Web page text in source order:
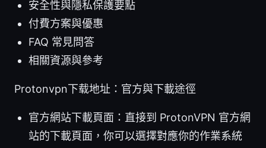
安全性與隱私保護要點
付費方案與優惠
FAQ 常見問答
相關資源與參考
Protonvpn下载地址：官方與下載途徑
官方網站下載頁面：直接到 ProtonVPN 官方網
站的下載頁面，你可以選擇對應你的作業系統